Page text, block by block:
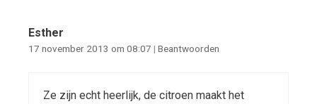
Esther
17 november 2013 om 08:07 | Beantwoorden
Ze zijn echt heerlijk, de citroen maakt het